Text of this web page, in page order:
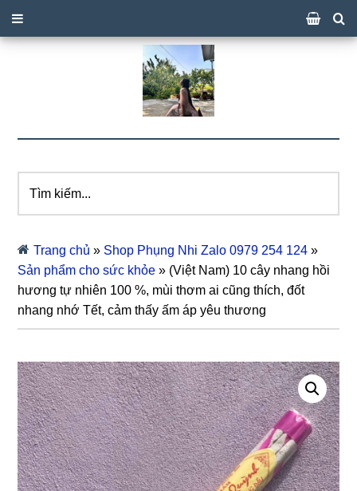
kiếm...
Trang chủ » Shop Phụng Nhi Zalo 0979 254 124 »
Sản phẩm cho sức khỏe » (Việt Nam) 10 cây nhang hồi
hương tự nhiên 100 %, mùi thơm ai cũng thích, đốt
nhang nhớ Tết, cảm thấy ấm áp yêu thương